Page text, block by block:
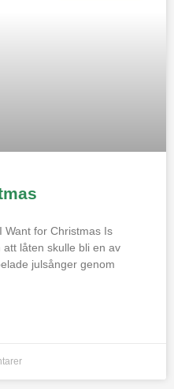
Want for Christmas Is
låten skulle bli en av
julsånger genom